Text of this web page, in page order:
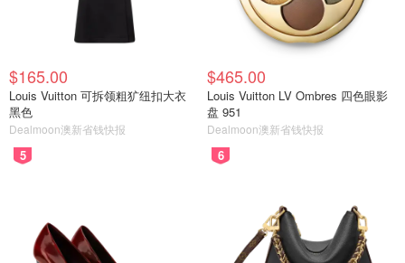
$165.00
Louis Vuitton 可拆领粗犷纽扣大衣
黑色
Dealmoon澳新省钱快报
$465.00
Louis Vuitton LV Ombres 四色眼影
盘 951
Dealmoon澳新省钱快报
5 6